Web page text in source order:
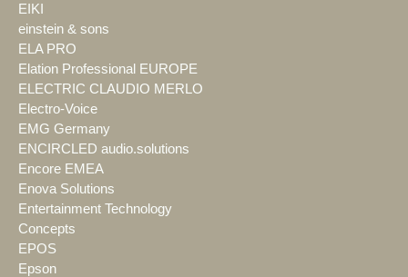
EIKI
einstein & sons
ELA PRO
Elation Professional EUROPE
ELECTRIC CLAUDIO MERLO
Electro-Voice
EMG Germany
ENCIRCLED audio.solutions
Encore EMEA
Enova Solutions
Entertainment Technology
Concepts
EPOS
Epson